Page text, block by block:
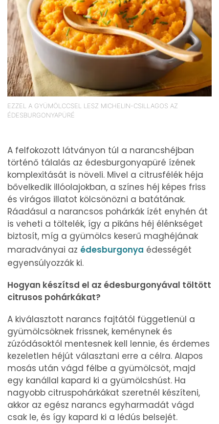
EZZEL A GYÜMÖLCCSEL LESZ MICHELIN-CSILLAGOS AZ
ÉDESBURGONYAPÜRÉ
A felfokozott látványon túl a narancshéjban
történő tálalás az édesburgonyapüré ízének
komplexitását is növeli. Mivel a citrusfélék héja
bővelkedik illóolajokban, a színes héj képes friss
és virágos illatot kölcsönözni a batátának.
Ráadásul a narancsos pohárkák ízét enyhén át
is veheti a töltelék, így a pikáns héj élénkséget
biztosít, míg a gyümölcs keserű maghéjának
maradványai az édesburgonya édességét
egyensúlyozzák ki.
Hogyan készítsd el az édesburgonyával töltött
citrusos pohárkákat?
A kiválasztott narancs fajtától függetlenül a
gyümölcsöknek frissnek, keménynek és
zúzódásoktól mentesnek kell lennie, és érdemes
kezeletlen héjút választani erre a célra. Alapos
mosás után vágd félbe a gyümölcsöt, majd
egy kanállal kapard ki a gyümölcshúst. Ha
nagyobb citruspohárkákat szeretnél készíteni,
akkor az egész narancs egyharmadát vágd
csak le, és így kapard ki a lédús belsejét.